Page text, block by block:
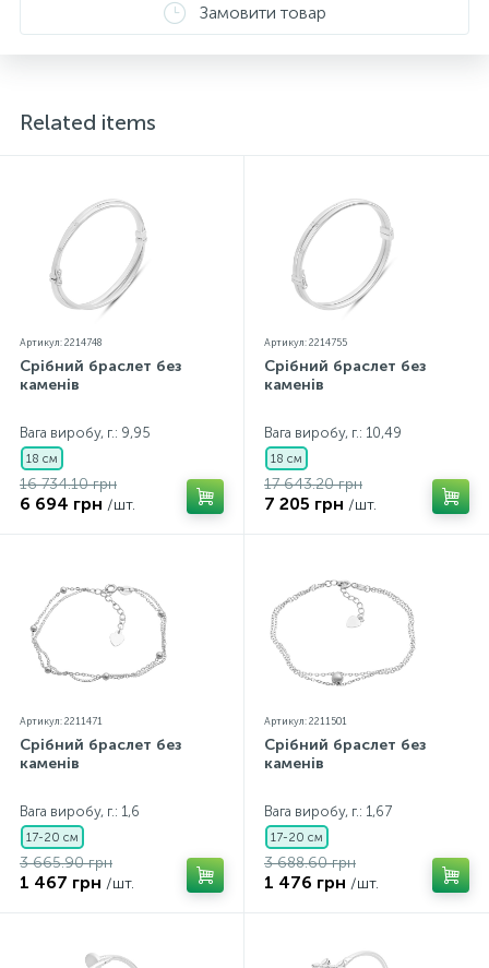
Замовити товар
Related items
Артикул: 2214748
Срібний браслет без
каменів
Вага виробу, г.: 9,95
18 см
16 734.10 грн
6 694 грн /шт.
Артикул: 2214755
Срібний браслет без
каменів
Вага виробу, г.: 10,49
18 см
17 643.20 грн
7 205 грн /шт.
Артикул: 2211471
Срібний браслет без
каменів
Вага виробу, г.: 1,6
17-20 см
3 665.90 грн
1 467 грн /шт.
Артикул: 2211501
Срібний браслет без
каменів
Вага виробу, г.: 1,67
17-20 см
3 688.60 грн
1 476 грн /шт.